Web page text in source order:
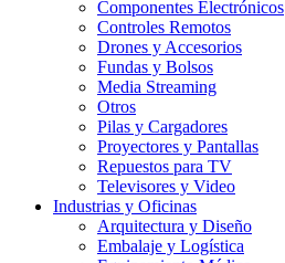
Componentes Electrónicos
Controles Remotos
Drones y Accesorios
Fundas y Bolsos
Media Streaming
Otros
Pilas y Cargadores
Proyectores y Pantallas
Repuestos para TV
Televisores y Video
Industrias y Oficinas
Arquitectura y Diseño
Embalaje y Logística